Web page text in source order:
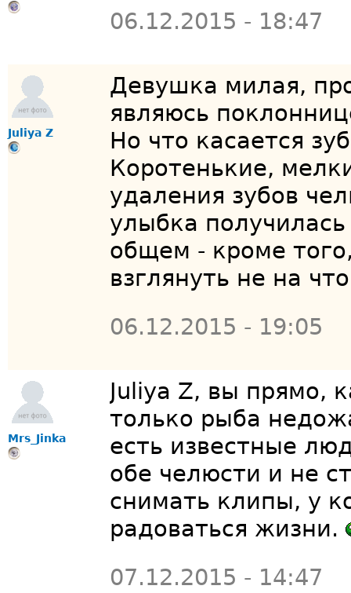
06.12.2015 - 18:47
Juliya Z
Девушка милая,
являюсь
Но что касается
Коротенькие,
удаления зубов
улыбка
общем - кроме
взглянуть не на
06.12.2015 - 19:05
Mrs_Jinka
Juliya Z, вы прямо,
только рыба
есть известные
обе челюсти и не
снимать клипы, у
радоваться жизни.
07.12.2015 - 14:47